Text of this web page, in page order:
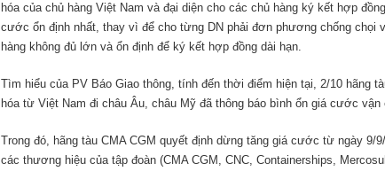
hóa của chủ hàng Việt Nam và đại diện cho các chủ hàng ký kết hợp
cước ổn định nhất, thay vì để cho từng DN phải đơn phương chống chọi
hàng không đủ lớn và ổn định để ký kết hợp đồng dài hạn.
Tìm hiểu của PV Báo Giao thông, tính đến thời điểm hiện tại, 2/10 hãng
hóa từ Việt Nam đi châu Âu, châu Mỹ đã thông báo bình ổn giá cước vận
Trong đó, hãng tàu CMA CGM quyết định dừng tăng giá cước từ ngày 9/
các thương hiệu của tập đoàn (CMA CGM, CNC, Containerships,